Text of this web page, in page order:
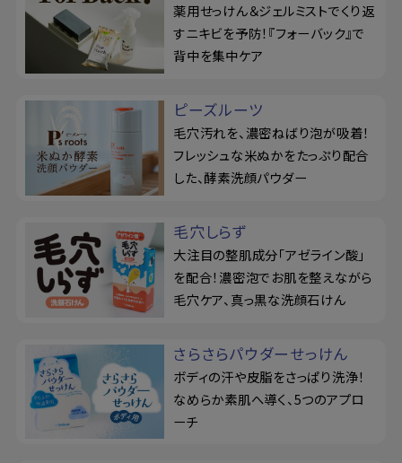
薬用せっけん＆ジェルミストでくり返
すニキビを予防！『フォーバック』で
背中を集中ケア
ピーズルーツ
毛穴汚れを、濃密ねばり泡が吸着！
フレッシュな米ぬかをたっぷり配合
した、酵素洗顔パウダー
毛穴しらず
大注目の整肌成分「アゼライン酸」
を配合！濃密泡でお肌を整えながら
毛穴ケア、真っ黒な洗顔石けん
さらさらパウダーせっけん
ボディの汗や皮脂をさっぱり洗浄！
なめらか素肌へ導く、5つのアプロ
ーチ